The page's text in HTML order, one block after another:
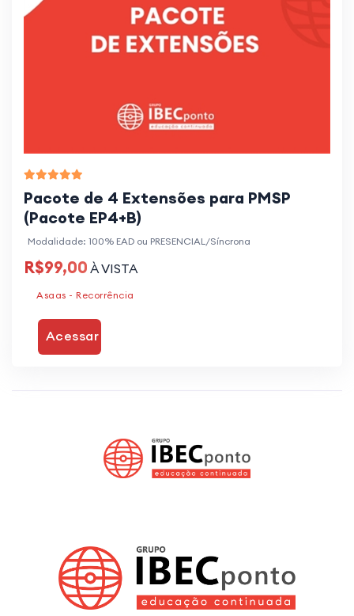
Pacote de 4 Extensões para PMSP
(Pacote EP4+B)
Modalidade: 100% EAD ou PRESENCIAL/Síncrona
R$99,00 À VISTA
Asaas - Recorrência
Acessar